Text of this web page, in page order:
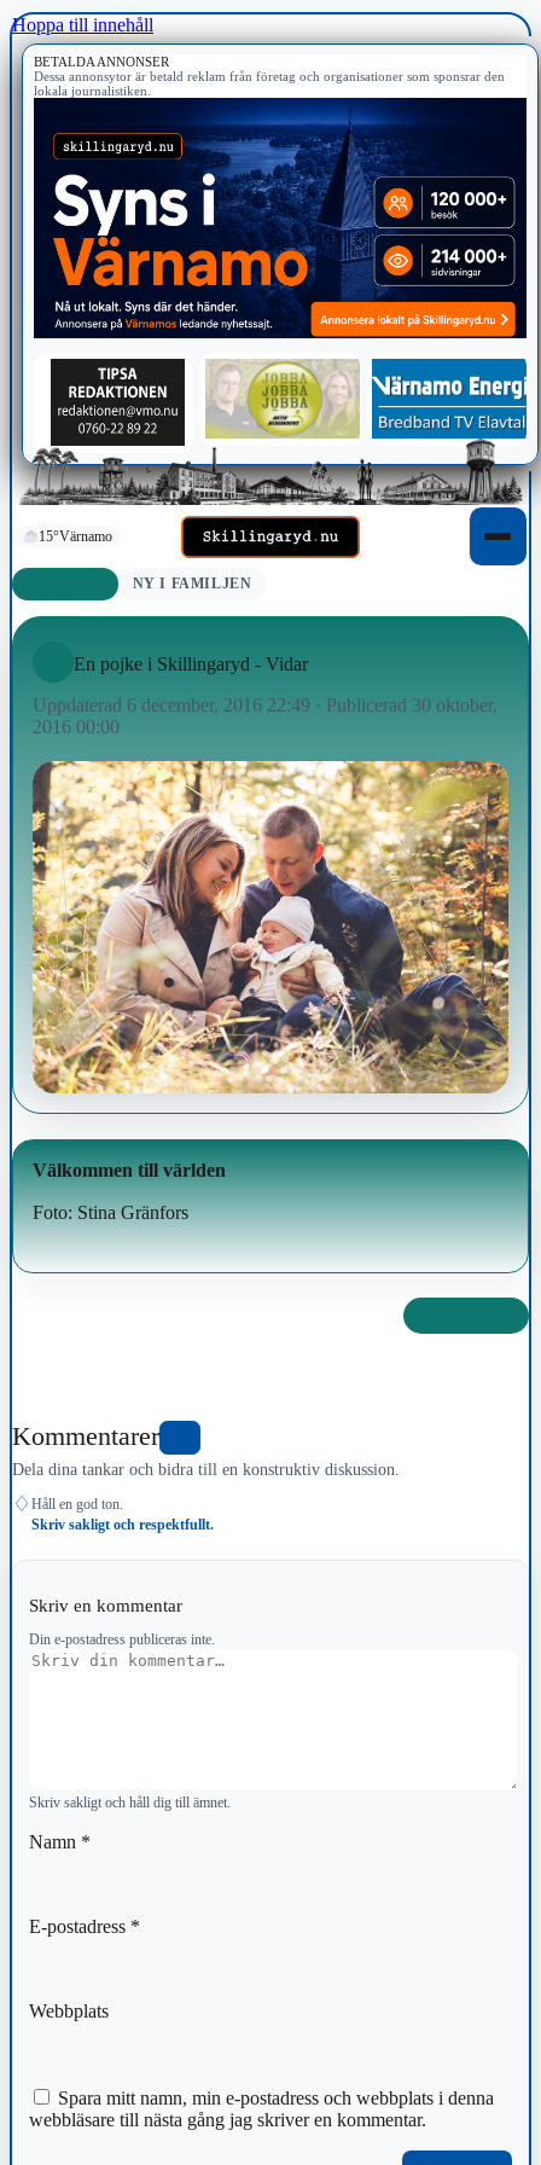
Hoppa till innehåll
BETALDA ANNONSER
Dessa annonsytor är betald reklam från företag och organisationer som sponsrar den
lokala journalistiken.
15°Värnamo
NY I FAMILJEN
En pojke i Skillingaryd - Vidar
Uppdaterad 6 december, 2016 22:49 · Publicerad 30 oktober,
2016 00:00
Välkommen till världen
Foto: Stina Gränfors
Kommentarer
Dela dina tankar och bidra till en konstruktiv diskussion.
♢ Håll en god ton.
Skriv sakligt och respektfullt.
Skriv en kommentar
Din e-postadress publiceras inte.
Kommentar
Skriv sakligt och håll dig till ämnet.
Namn *
E-postadress *
Webbplats
Spara mitt namn, min e-postadress och webbplats i denna
webbläsare till nästa gång jag skriver en kommentar.